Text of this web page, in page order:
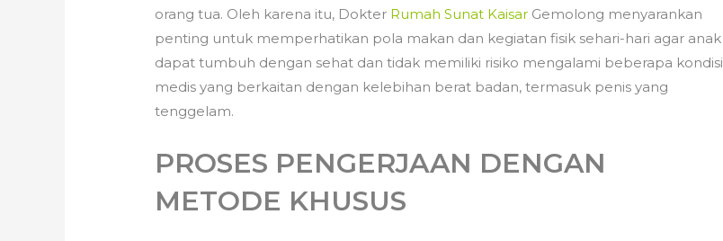
orang tua. Oleh karena itu, Dokter Rumah Sunat Kaisar Gemolong menyarankan
penting untuk memperhatikan pola makan dan kegiatan fisik sehari-hari agar anak
dapat tumbuh dengan sehat dan tidak memiliki risiko mengalami beberapa kondisi
medis yang berkaitan dengan kelebihan berat badan, termasuk penis yang
tenggelam.
PROSES PENGERJAAN DENGAN
METODE KHUSUS